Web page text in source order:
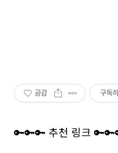
공감 구독
🔑🔑🔑 추천 링크